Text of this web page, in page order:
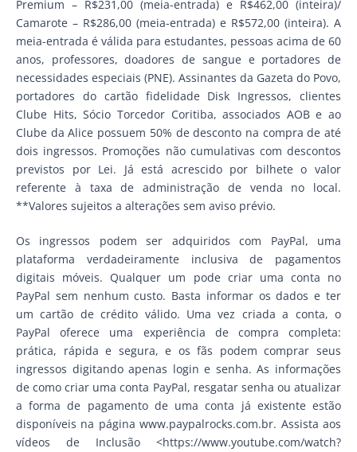
Premium – R$231,00 (meia-entrada) e R$462,00 (inteira)/
Camarote – R$286,00 (meia-entrada) e R$572,00 (inteira). A
meia-entrada é válida para estudantes, pessoas acima de 60
anos, professores, doadores de sangue e portadores de
necessidades especiais (PNE). Assinantes da Gazeta do Povo,
portadores do cartão fidelidade Disk Ingressos, clientes
Clube Hits, Sócio Torcedor Coritiba, associados AOB e ao
Clube da Alice possuem 50% de desconto na compra de até
dois ingressos. Promoções não cumulativas com descontos
previstos por Lei. Já está acrescido por bilhete o valor
referente à taxa de administração de venda no local.
**Valores sujeitos a alterações sem aviso prévio.
Os ingressos podem ser adquiridos com PayPal, uma
plataforma verdadeiramente inclusiva de pagamentos
digitais móveis. Qualquer um pode criar uma conta no
PayPal sem nenhum custo. Basta informar os dados e ter
um cartão de crédito válido. Uma vez criada a conta, o
PayPal oferece uma experiência de compra completa:
prática, rápida e segura, e os fãs podem comprar seus
ingressos digitando apenas login e senha. As informações
de como criar uma conta PayPal, resgatar senha ou atualizar
a forma de pagamento de uma conta já existente estão
disponíveis na página www.paypalrocks.com.br. Assista aos
vídeos de Inclusão <https://www.youtube.com/watch?